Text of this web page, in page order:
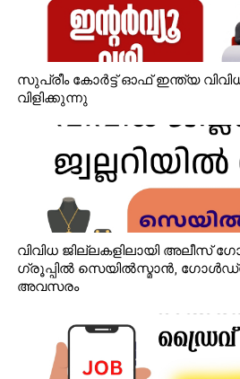
സുപ്രീം കോർട്ട് ഓഫ് ഇന്ത്യ
വിളിക്കുന്നു
വിവിധ ജില്ലകളിലായി അലീസ്
ഗ്രൂപ്പിൽ സെയിൽസ്മാൻ,
അവസരം